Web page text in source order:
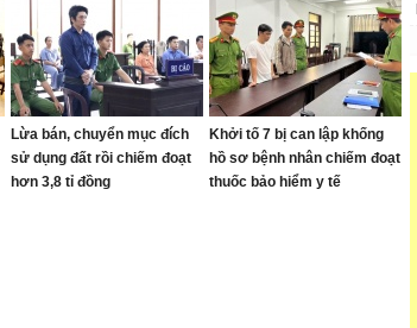
Lừa bán, chuyển mục đích
sử dụng đất rồi chiếm đoạt
hơn 3,8 tỉ đồng
Khởi tố 7 bị can lập khống
hồ sơ bệnh nhân chiếm đoạt
thuốc bảo hiểm y tế